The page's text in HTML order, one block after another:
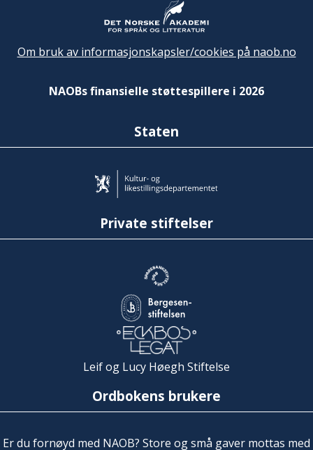
Om bruk av informasjonskapsler/cookies på naob.no
NAOBs finansielle støttespillere i 2026
Staten
Private stiftelser
Leif og Lucy Høegh Stiftelse
Ordbokens brukere
Er du fornøyd med NAOB? Store og små gaver mottas med